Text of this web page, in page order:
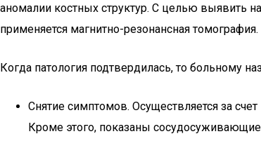
аномалии костных структур. С целью выявить
применяется магнитно-резонансная томография.
Когда патология подтвердилась, то больному
Снятие симптомов. Осуществляется за
Кроме этого, показаны